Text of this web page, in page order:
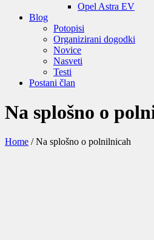
Opel Astra EV
Blog
Potopisi
Organizirani dogodki
Novice
Nasveti
Testi
Postani član
Na splošno o
Home /Na splošno o polnilnicah